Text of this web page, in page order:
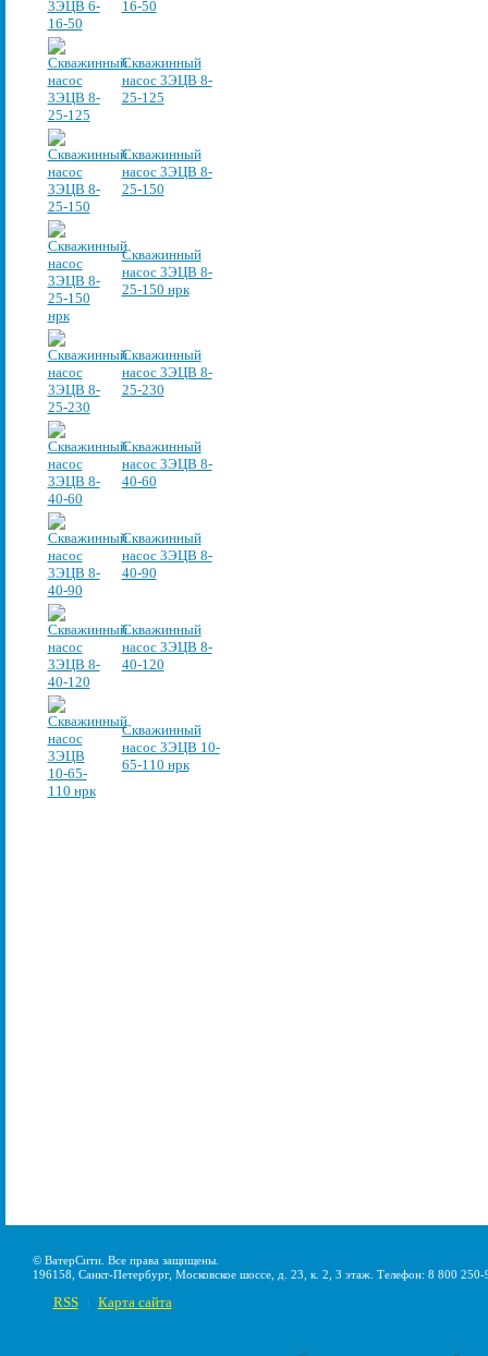
16-50
Скважинный
насос 3ЭЦВ 8-
25-125
Скважинный
насос 3ЭЦВ 8-
25-150
Скважинный
насос 3ЭЦВ 8-
25-150 нрк
Скважинный
насос 3ЭЦВ 8-
25-230
Скважинный
насос 3ЭЦВ 8-
40-60
Скважинный
насос 3ЭЦВ 8-
40-90
Скважинный
насос 3ЭЦВ 8-
40-120
Скважинный
насос 3ЭЦВ 10-
65-110 нрк
© ВатерСити. Все права защищены.
196158, Санкт-Петербург, Московское шоссе, д. 23, к. 2, 3 этаж. Телефон: 8 800
RSS Карта сайта